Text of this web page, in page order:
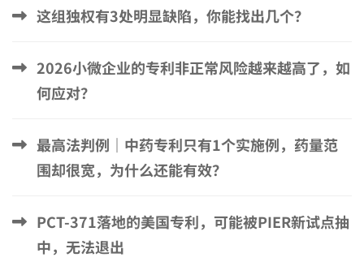
这组独权有3处明显缺陷，你能找出几个？
2026小微企业的专利非正常风险越来越高了，如
何应对？
最高法判例｜中药专利只有1个实施例，药量范
围却很宽，为什么还能有效？
PCT-371落地的美国专利，可能被PIER新试点抽
中，无法退出